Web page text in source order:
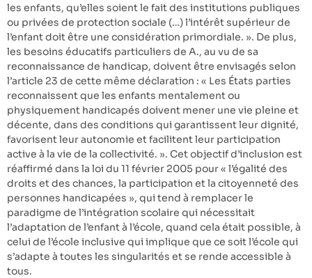
les enfants, qu’elles soient le fait des institutions publiques
ou privées de protection sociale (…) l’intérêt supérieur de
l’enfant doit être une considération primordiale. ». De plus,
les besoins éducatifs particuliers de A., au vu de sa
reconnaissance de handicap, doivent être envisagés selon
l’article 23 de cette même déclaration : « Les États parties
reconnaissent que les enfants mentalement ou
physiquement handicapés doivent mener une vie pleine et
décente, dans des conditions qui garantissent leur dignité,
favorisent leur autonomie et facilitent leur participation
active à la vie de la collectivité. ». Cet objectif d’inclusion est
réaffirmé dans la loi du 11 février 2005 pour « l’égalité des
droits et des chances, la participation et la citoyenneté des
personnes handicapées », qui tend à remplacer le
paradigme de l’intégration scolaire qui nécessitait
l’adaptation de l’enfant à l’école, quand cela était possible, à
celui de l’école inclusive qui implique que ce soit l’école qui
s’adapte à toutes les singularités et se rende accessible à
tous.